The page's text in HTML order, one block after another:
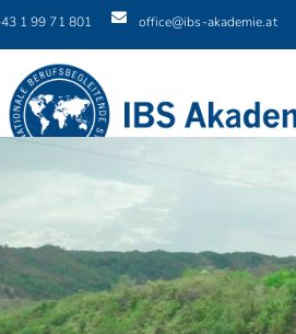
1 99 71 801 office@ibs-akademie.at